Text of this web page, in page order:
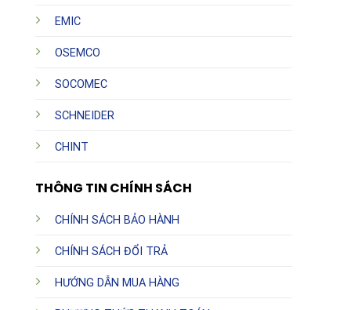
EMIC
OSEMCO
SOCOMEC
SCHNEIDER
CHINT
THÔNG TIN CHÍNH SÁCH
CHÍNH SÁCH BẢO HÀNH
CHÍNH SÁCH ĐỔI TRẢ
HƯỚNG DẪN MUA HÀNG